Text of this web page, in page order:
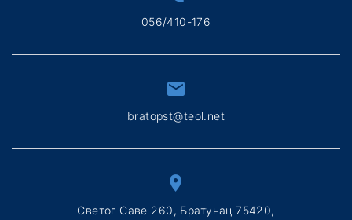
056/410-176
bratopst@teol.net
Светог Саве 260, Братунац 75420,